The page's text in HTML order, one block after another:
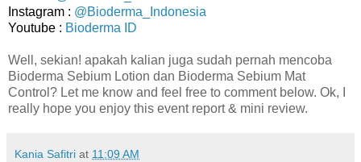
Instagram : @Bioderma_Indonesia
Youtube : Bioderma ID
Well, sekian! apakah kalian juga sudah pernah mencoba
Bioderma Sebium Lotion dan Bioderma Sebium Mat
Control? Let me know and feel free to comment below. Ok, I
really hope you enjoy this event report & mini review.
Kania Safitri at 11:09 AM